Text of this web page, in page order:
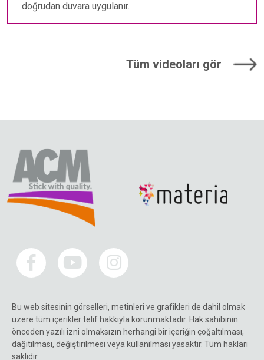
doğrudan duvara uygulanır.
Tüm videoları gör
Bu web sitesinin görselleri, metinleri ve grafikleri de dahil olmak
üzere tüm içerikler telif hakkıyla korunmaktadır. Hak sahibinin
önceden yazılı izni olmaksızın herhangi bir içeriğin çoğaltılması,
dağıtılması, değiştirilmesi veya kullanılması yasaktır. Tüm hakları
saklıdır.